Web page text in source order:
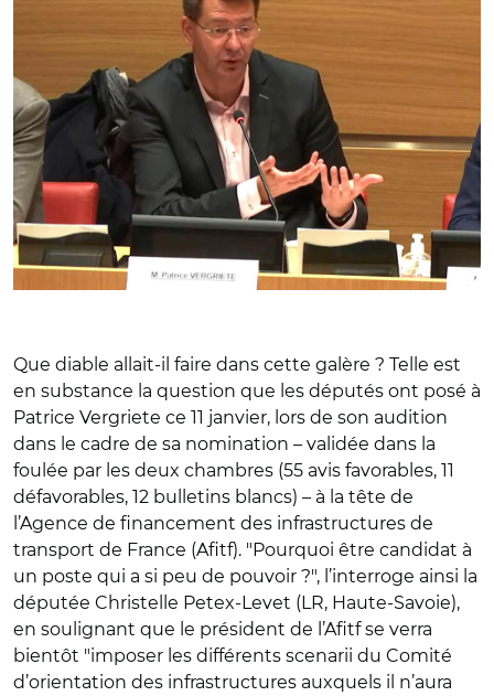
Que diable allait-il faire dans cette galère ? Telle est
en substance la question que les députés ont posé à
Patrice Vergriete ce 11 janvier, lors de son audition
dans le cadre de sa nomination – validée dans la
foulée par les deux chambres (55 avis favorables, 11
défavorables, 12 bulletins blancs) – à la tête de
l’Agence de financement des infrastructures de
transport de France (Afitf). "Pourquoi être candidat à
un poste qui a si peu de pouvoir ?", l’interroge ainsi la
députée Christelle Petex-Levet (LR, Haute-Savoie),
en soulignant que le président de l’Afitf se verra
bientôt "imposer les différents scenarii du Comité
d’orientation des infrastructures auxquels il n’aura